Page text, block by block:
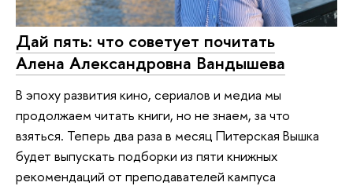
Дай пять: что советует почитать
Алена Александровна Вандышева
В эпоху развития кино, сериалов и медиа мы
продолжаем читать книги, но не знаем, за что
взяться. Теперь два раза в месяц Питерская Вышка
будет выпускать подборки из пяти книжных
рекомендаций от преподавателей кампуса